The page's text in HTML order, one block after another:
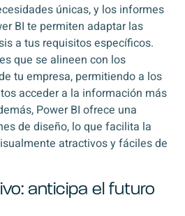
únicas, y los informes
BI te permiten adaptar las
a tus requisitos específicos.
que se alineen con los
tu empresa, permitiendo a los
acceder a la información más
Power BI ofrece una
de diseño, lo que facilita la
atractivos y fáciles de
anticipa el futuro